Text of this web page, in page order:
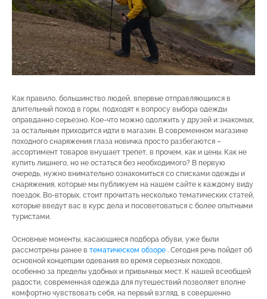
Как правило, большинство людей, впервые отправляющихся в
длительный поход в горы, подходят к вопросу выбора одежды
оправданно серьезно. Кое-что можно одолжить у друзей и знакомых,
за остальным приходится идти в магазин. В современном магазине
походного снаряжения глаза новичка просто разбегаются –
ассортимент товаров внушает трепет, в прочем, как и цены. Как не
купить лишнего, но не остаться без необходимого? В первую
очередь, нужно внимательно ознакомиться со списками одежды и
снаряжения, которые мы публикуем на нашем сайте к каждому виду
поездок. Во-вторых, стоит прочитать несколько тематических статей,
которые введут вас в курс дела и посоветоваться с более опытными
туристами.
Основные моменты, касающиеся подбора обуви, уже были
рассмотрены ранее в тематическом обзоре . Сегодня речь пойдет об
основной концепции одевания во время серьезных походов,
особенно за пределы удобных и привычных мест. К нашей всеобщей
радости, современная одежда для путешествий позволяет вполне
комфортно чувствовать себя, на первый взгляд, в совершенно